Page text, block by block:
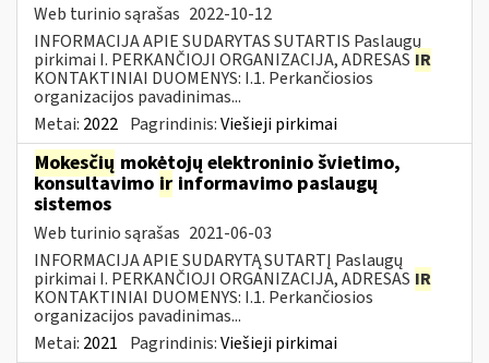
Web turinio sąrašas 2022-10-12
INFORMACIJA APIE SUDARYTAS SUTARTIS Paslaugų
pirkimai I. PERKANČIOJI ORGANIZACIJA, ADRESAS IR
KONTAKTINIAI DUOMENYS: I.1. Perkančiosios
organizacijos pavadinimas...
Metai: 2022 Pagrindinis:Viešieji pirkimai
Mokesčių mokėtojų elektroninio švietimo,
konsultavimo ir informavimo paslaugų
sistemos
Web turinio sąrašas 2021-06-03
INFORMACIJA APIE SUDARYTĄ SUTARTĮ Paslaugų
pirkimai I. PERKANČIOJI ORGANIZACIJA, ADRESAS IR
KONTAKTINIAI DUOMENYS: I.1. Perkančiosios
organizacijos pavadinimas...
Metai: 2021 Pagrindinis:Viešieji pirkimai